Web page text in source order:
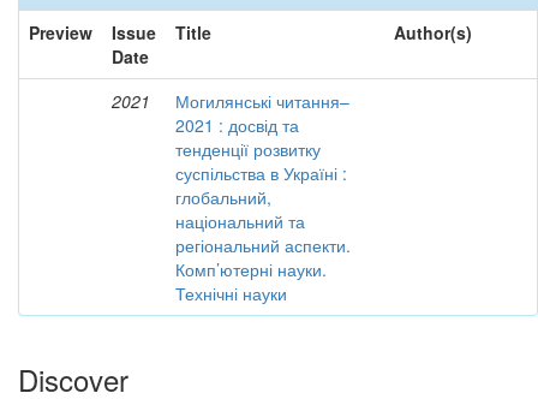
Preview
Issue
Date
Title Author(s)
2021
Могилянські читання–
2021 : досвід та
тенденції розвитку
суспільства в Україні :
глобальний,
національний та
регіональний аспекти.
Комп’ютерні науки.
Технічні науки
Discover